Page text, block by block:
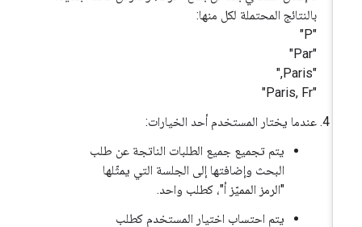
بالنتائج المحتملة لكل منها:
عندما يختار المستخدم أحد الخيارات:
يتم تجميع جميع الطلبات الناتجة عن طلب
البحث وإضافتها إلى الجلسة التي يمثّلها
"الرمز المميّز أ"، كطلب واحد.
يتم احتساب اختيار المستخدم كطلب